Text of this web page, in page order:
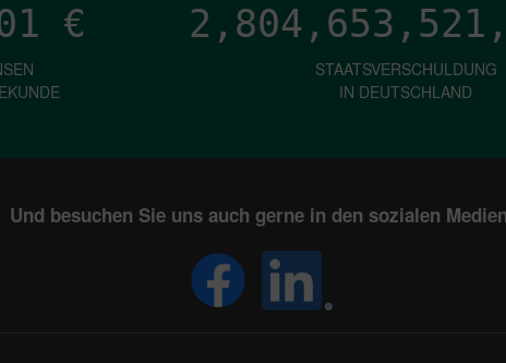
€
STAATSVERSCHULDUNG
IN DEUTSCHLAND
Und besuchen Sie uns auch gerne in den sozialen